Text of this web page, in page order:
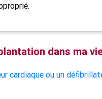
dans ma
cardiaque ou un